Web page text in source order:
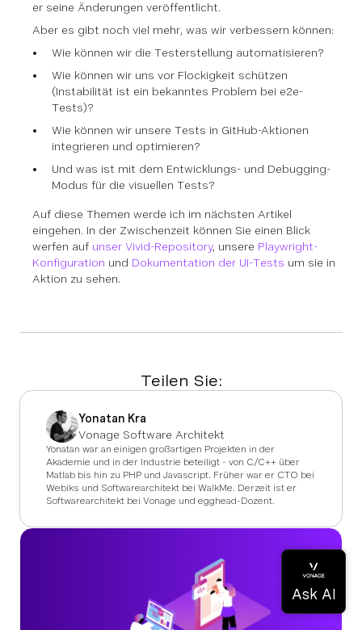
er seine Änderungen veröffentlicht.
Aber es gibt noch viel mehr, was wir verbessern können:
Wie können wir die Testerstellung automatisieren?
Wie können wir uns vor Flockigkeit schützen
(Instabilität ist ein bekanntes Problem bei e2e-
Tests)?
Wie können wir unsere Tests in GitHub-Aktionen
integrieren und optimieren?
Und was ist mit dem Entwicklungs- und Debugging-
Modus für die visuellen Tests?
Auf diese Themen werde ich im nächsten Artikel
eingehen. In der Zwischenzeit können Sie einen Blick
werfen auf unser Vivid-Repository, unsere Playwright-
Konfiguration und Dokumentation der UI-Tests um sie in
Aktion zu sehen.
Teilen Sie:
Yonatan Kra
Vonage Software Architekt
Yonatan war an einigen großartigen Projekten in der
Akademie und in der Industrie beteiligt - von C/C++ über
Matlab bis hin zu PHP und Javascript. Früher war er CTO bei
Webiks und Softwarearchitekt bei WalkMe. Derzeit ist er
Softwarearchitekt bei Vonage und egghead-Dozent.